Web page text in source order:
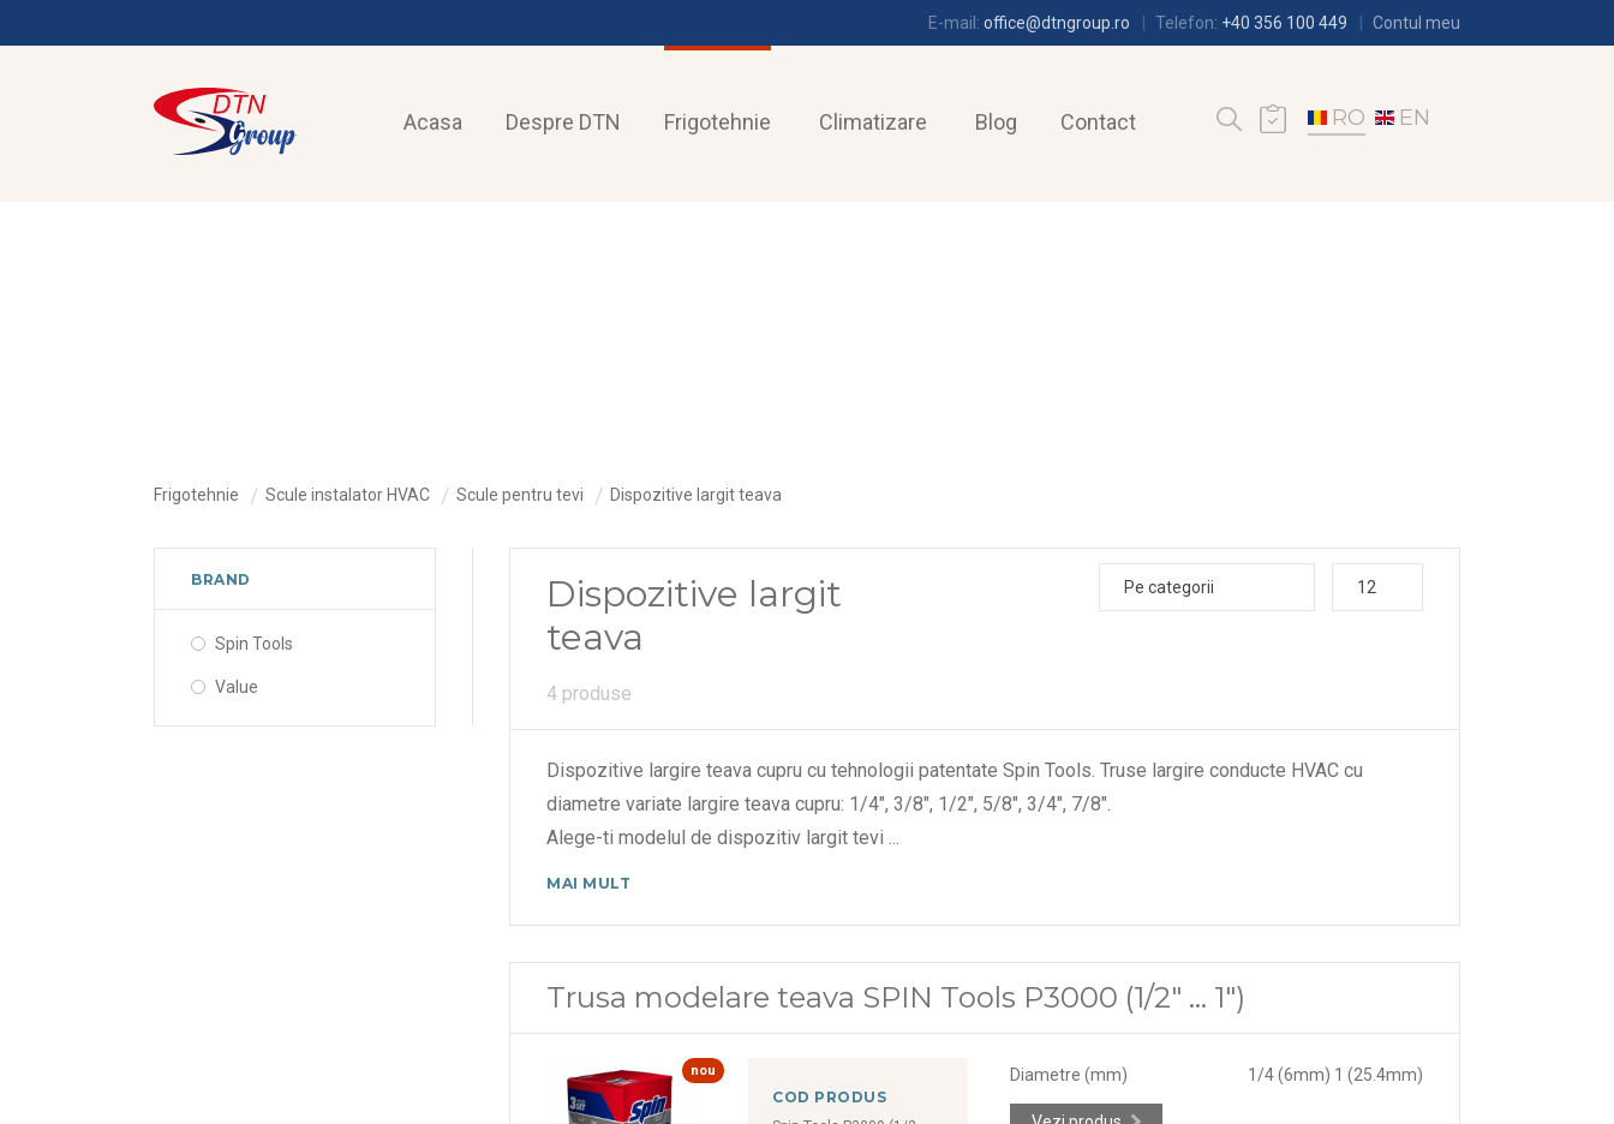
E-mail: office@dtngroup.ro Telefon: +40 356 100 449 Contul meu
Acasa Despre DTN Frigotehnie Climatizare Blog Contact RO EN
Frigotehnie Scule instalator HVAC Scule pentru tevi Dispozitive largit teava
BRAND
Spin Tools
Value
Dispozitive largit
teava
4 produse
Pe categorii 12
Dispozitive largire teava cupru cu tehnologii patentate Spin Tools. Truse largire conducte HVAC cu
diametre variate largire teava cupru: 1/4", 3/8", 1/2", 5/8", 3/4", 7/8".
Alege-ti modelul de dispozitiv largit tevi...
MAI MULT
Trusa modelare teava SPIN Tools P3000 (1/2" ... 1")
nou
COD PRODUS
Diametre (mm) 1/4 (6mm) 1 (25.4mm)